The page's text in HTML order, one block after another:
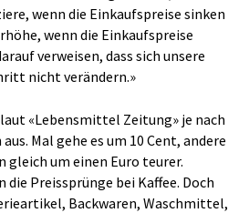
wenn die Einkaufspreise sinken
wenn die Einkaufspreise
verweisen, dass sich unsere
nicht verändern.»
«Lebensmittel Zeitung» je nach
Mal gehe es um 10 Cent, andere
gleich um einen Euro teurer.
die Preissprünge bei Kaffee. Doch
Backwaren, Waschmittel,